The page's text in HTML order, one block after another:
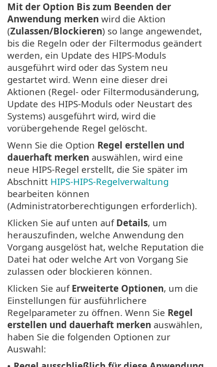
Mit der Option Bis zum Beenden der
Anwendung merken wird die Aktion
(Zulassen/Blockieren) so lange angewendet,
bis die Regeln oder der Filtermodus geändert
werden, ein Update des HIPS-Moduls
ausgeführt wird oder das System neu
gestartet wird. Wenn eine dieser drei
Aktionen (Regel- oder Filtermodusänderung,
Update des HIPS-Moduls oder Neustart des
Systems) ausgeführt wird, wird die
vorübergehende Regel gelöscht.
Wenn Sie die Option Regel erstellen und
dauerhaft merken auswählen, wird eine
neue HIPS-Regel erstellt, die Sie später im
Abschnitt HIPS-HIPS-Regelverwaltung
bearbeiten können
(Administratorberechtigungen erforderlich).
Klicken Sie auf unten auf Details, um
herauszufinden, welche Anwendung den
Vorgang ausgelöst hat, welche Reputation die
Datei hat oder welche Art von Vorgang Sie
zulassen oder blockieren können.
Klicken Sie auf Erweiterte Optionen, um die
Einstellungen für ausführlichere
Regelparameter zu öffnen. Wenn Sie Regel
erstellen und dauerhaft merken auswählen,
haben Sie die folgenden Optionen zur
Auswahl: